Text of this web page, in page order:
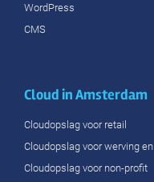
WordPress
CMS
Cloud in Amsterdam
Cloudopslag voor retail
Cloudopslag voor werving
Cloudopslag voor non-profit